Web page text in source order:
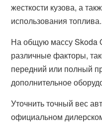
жесткости кузова, а
использования топлива.
На общую массу Skoda
различные факторы,
передний или полный
дополнительное
Уточнить точный вес
официальном